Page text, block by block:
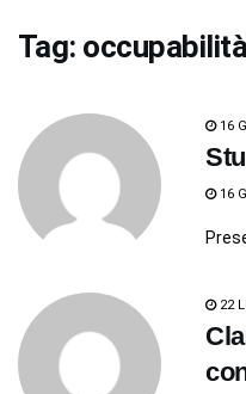
Tag: occupabilità
16
16
22